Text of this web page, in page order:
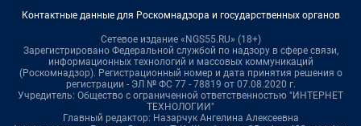
Контактные данные для Роскомнадзора и государственных органов
Сетевое издание «NGS55.RU» (18+)
Зарегистрировано Федеральной службой по надзору в сфере связи,
информационных технологий и массовых коммуникаций
(Роскомнадзор). Регистрационный номер и дата принятия решения о
регистрации - ЭЛ № ФС 77 - 78819 от 07.08.2020 г.
Учредитель: Общество с ограниченной ответственностью "ИНТЕРНЕТ
ТЕХНОЛОГИИ"
Главный редактор: Назарчук Ангелина Алексеевна